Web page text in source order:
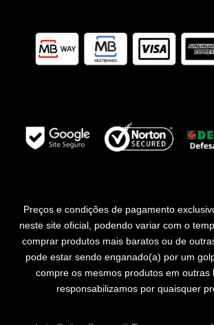
Preços e condições de pagamento
neste site oficial, podendo variar com o
comprar produtos mais baratos ou de
pode estar sendo enganado(a) por um
compre os mesmos produtos em outras
responsabilizamos por quaisquer